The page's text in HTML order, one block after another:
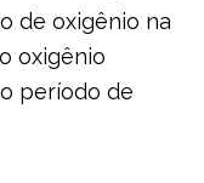
de oxigênio na
oxigênio
período de